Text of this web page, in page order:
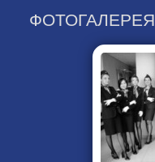
ФОТОГАЛЕРЕЯ